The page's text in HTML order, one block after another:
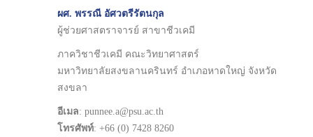
ผศ. พรรณี อัศวตรีรัตนกุล
ผู้ช่วยศาสตราจารย์ สาขาชีวเคมี
ภาควิชาชีวเคมี คณะวิทยาศาสตร์
มหาวิทยาลัยสงขลานครินทร์ อำเภอหาดใหญ่ จังหวัด
สงขลา
อีเมล: punnee.a@psu.ac.th
โทรศัพท์: +66 (0) 7428 8260